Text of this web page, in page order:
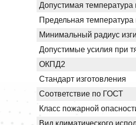
Допустимая температура
Предельная температура
Минимальный радиус
Допустимые усилия при
ОКПД2
Стандарт изготовления
Соответствие по ГОСТ
Класс пожарной
Вид климатического